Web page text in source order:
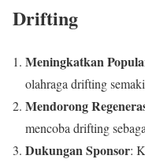
Drifting
Meningkatkan
olahraga drifting
Mendorong
mencoba drifting
Dukungan Sponsor: